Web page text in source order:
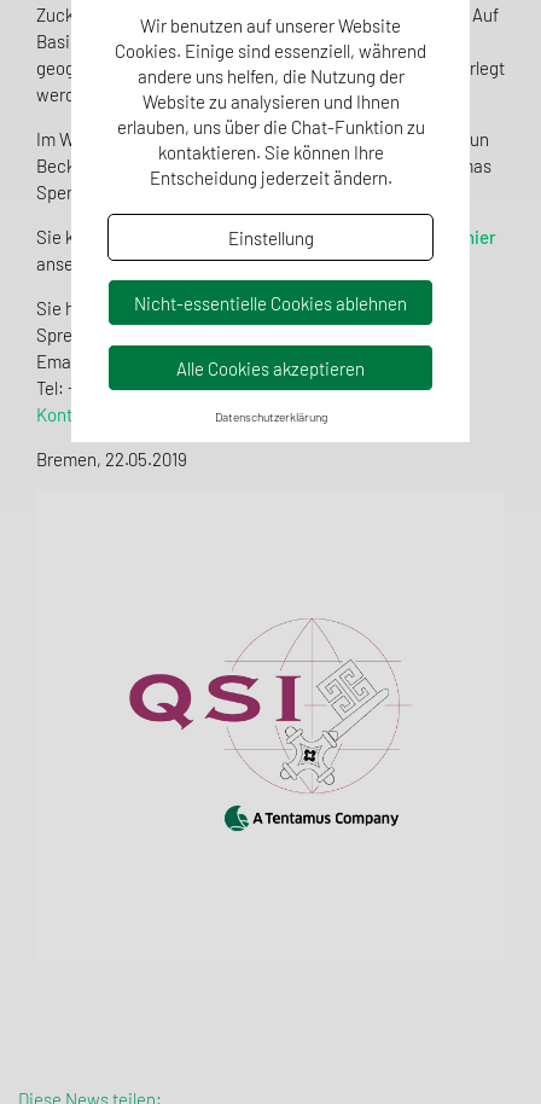
Zuckersirupen ist eine verbreitete Form des Food Fraud. Auf
Basis unserer Datenbank können botanische und
geografische Herkünfte mittels NMR bestätigt oder widerlegt
werden.
Im Webinar werden die Vorteile dieser Methode von Gudrun
Beckh (CEO QSI), Dr. Jane van der Meulen (QSI) und Thomas
Spengler (Bruker BioSpin) dargestellt und diskutiert.
Sie können das Webinar on demand nach Registrierung
hier
ansehen.
Sie haben noch Fragen zu weiteren Angeboten der QSI?
Sprechen Sie uns gerne an:
Email:
info(at)qsi-q3.de
Tel: +49 (0)421 / 59 66 070
Kontaktformular
Bremen, 22.05.2019
Diese News teilen:
Wir benutzen auf unserer Website
Cookies. Einige sind essenziell, während
andere uns helfen, die Nutzung der
Website zu analysieren und Ihnen
erlauben, uns über die Chat-Funktion zu
kontaktieren. Sie können Ihre
Entscheidung jederzeit ändern.
Einstellung
Nicht-essentielle Cookies ablehnen
Alle Cookies akzeptieren
Datenschutzerklärung